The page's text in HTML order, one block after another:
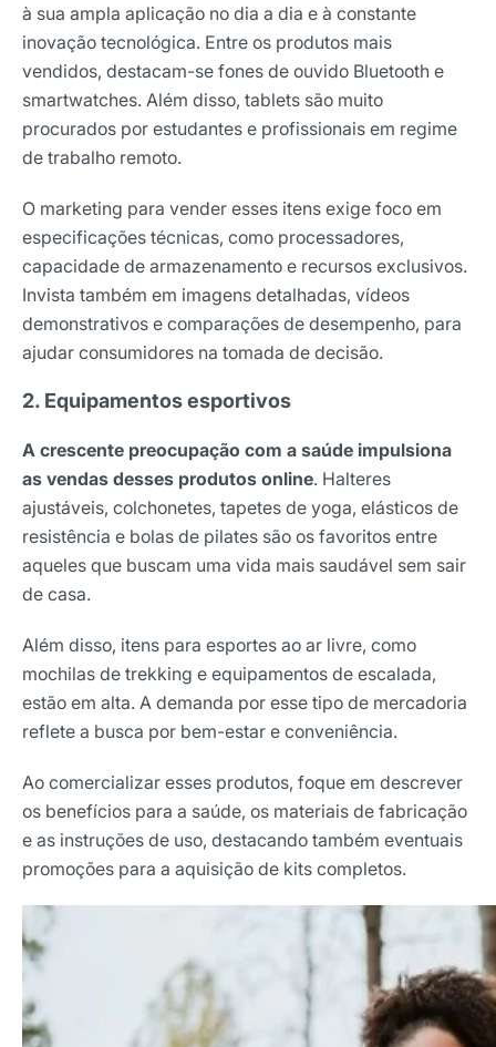
à sua ampla aplicação no dia a dia e à constante
inovação tecnológica. Entre os produtos mais
vendidos, destacam-se fones de ouvido Bluetooth e
smartwatches. Além disso, tablets são muito
procurados por estudantes e profissionais em regime
de trabalho remoto.
O marketing para vender esses itens exige foco em
especificações técnicas, como processadores,
capacidade de armazenamento e recursos exclusivos.
Invista também em imagens detalhadas, vídeos
demonstrativos e comparações de desempenho, para
ajudar consumidores na tomada de decisão.
2. Equipamentos esportivos
A crescente preocupação com a saúde impulsiona
as vendas desses produtos online. Halteres
ajustáveis, colchonetes, tapetes de yoga, elásticos de
resistência e bolas de pilates são os favoritos entre
aqueles que buscam uma vida mais saudável sem sair
de casa.
Além disso, itens para esportes ao ar livre, como
mochilas de trekking e equipamentos de escalada,
estão em alta. A demanda por esse tipo de mercadoria
reflete a busca por bem-estar e conveniência.
Ao comercializar esses produtos, foque em descrever
os benefícios para a saúde, os materiais de fabricação
e as instruções de uso, destacando também eventuais
promoções para a aquisição de kits completos.